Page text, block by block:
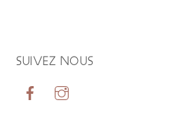
SUIVEZ NOUS